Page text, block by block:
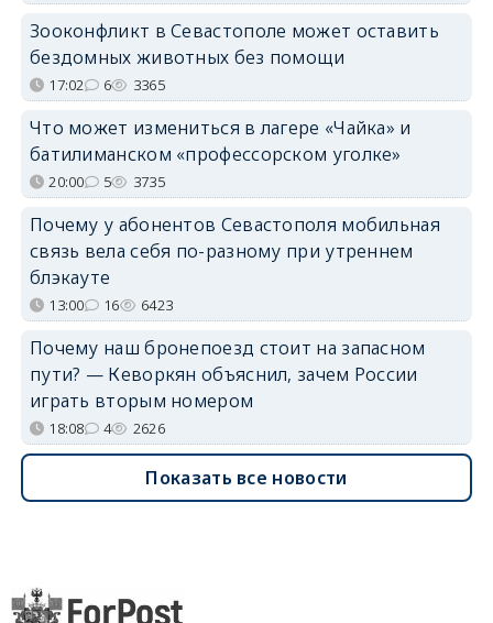
Зооконфликт в Севастополе может оставить
бездомных животных без помощи
17:02 6 3365
Что может измениться в лагере «Чайка» и
батилиманском «профессорском уголке»
20:00 5 3735
Почему у абонентов Севастополя мобильная
связь вела себя по-разному при утреннем
блэкауте
13:00 16 6423
Почему наш бронепоезд стоит на запасном
пути? — Кеворкян объяснил, зачем России
играть вторым номером
18:08 4 2626
Показать все новости